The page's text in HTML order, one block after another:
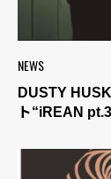
NEWS
DUSTY
ト“iREAN